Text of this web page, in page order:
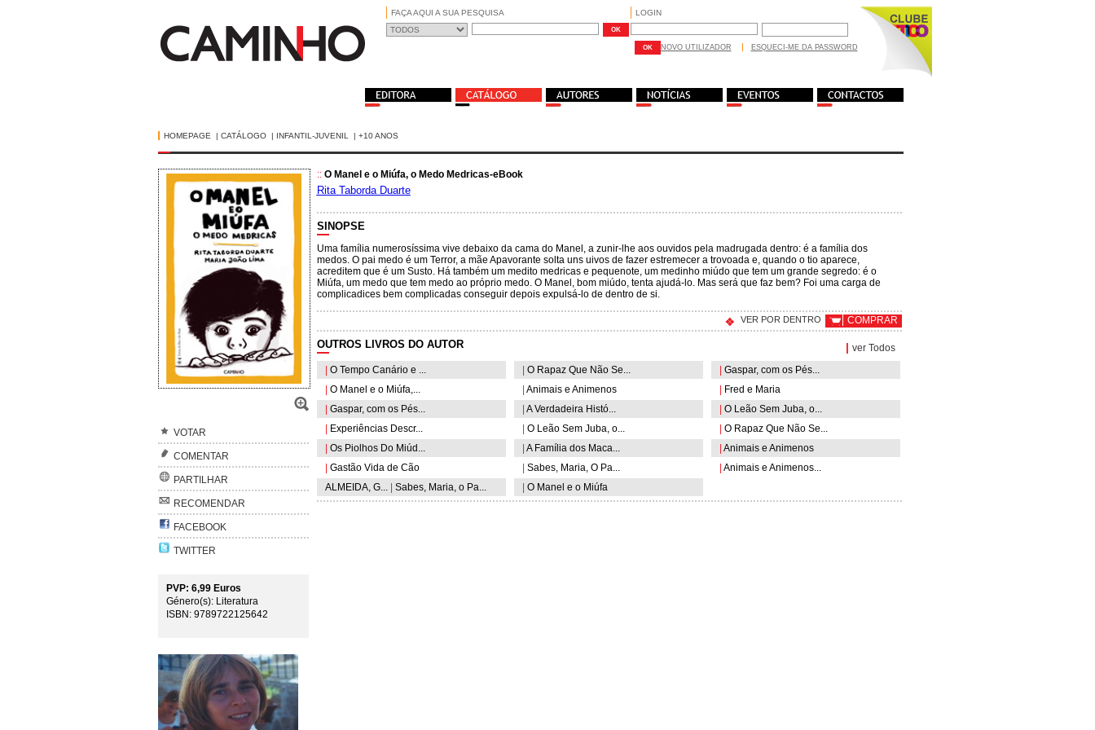
FAÇA AQUI A SUA PESQUISA LOGIN
NOVO UTILIZADOR ESQUECI-ME DA PASSWORD
HOMEPAGE | CATÁLOGO| INFANTIL-JUVENIL | +10 ANOS
VOTAR
COMENTAR
PARTILHAR
RECOMENDAR
FACEBOOK
TWITTER
PVP: 6,99 Euros
Género(s): Literatura
ISBN: 9789722125642
:: O Manel e o Miúfa, o Medo Medricas-eBook
Rita Taborda Duarte
SINOPSE
Uma família numerosíssima vive debaixo da cama do Manel, a zunir-lhe aos ouvidos pela madrugada dentro: é a família dos
medos. O pai medo é um Terror, a mãe Apavorante solta uns uivos de fazer estremecer a trovoada e, quando o tio aparece,
acreditem que é um Susto. Há também um medito medricas e pequenote, um medinho miúdo que tem um grande segredo: é o
Miúfa, um medo que tem medo ao próprio medo. O Manel, bom miúdo, tenta ajudá-lo. Mas será que faz bem? Foi uma carga de
complicadices bem complicadas conseguir depois expulsá-lo de dentro de si.
COMPRAR
VER POR DENTRO
OUTROS LIVROS DO AUTOR | ver Todos
O Tempo Canário e ...
O Manel e o Miúfa,...
Gaspar, com os Pés...
Experiências Descr...
Os Piolhos Do Miúd...
Gastão Vida de Cão
ALMEIDA, G...
Sabes, Maria, o Pa...
O Rapaz Que Não Se...
Animais e Animenos
A Verdadeira Histó...
O Leão Sem Juba, o...
A Família dos Maca...
Sabes, Maria, O Pa...
O Manel e o Miúfa
Gaspar, com os Pés...
Fred e Maria
O Leão Sem Juba, o...
O Rapaz Que Não Se...
Animais e Animenos
Animais e Animenos...